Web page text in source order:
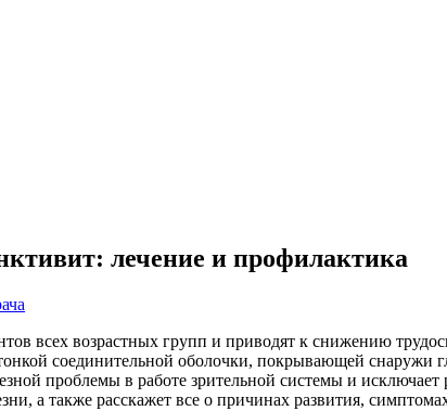
лечение и профилактика
всех возрастных групп и приводят к снижению
соединительной оболочки, покрывающей снаружи
проблемы в работе зрительной системы и
а также расскажет все о причинах развития,